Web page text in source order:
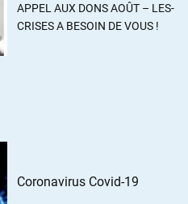
occidental le Communisme
Absolu. Cela justifiait donc le
au pouvoir
APPEL AUX DONS AOÛT – LES-
CRISES A BESOIN DE VOUS !
Coronavirus Covid-19